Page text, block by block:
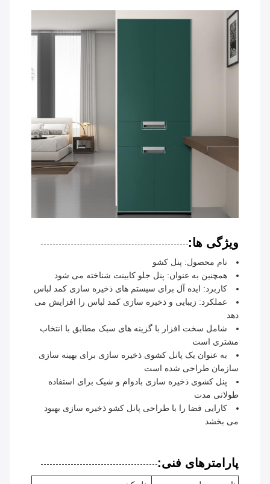
ویژگی ها:
نام محصول: پنل کشو
همچنین به عنوان: پنل جلو کابینت شناخته می شود
کاربرد: ایده آل برای سیستم های ذخیره سازی کمد لباس
عملکرد: زیبایی و ذخیره سازی کمد لباس را افزایش می
دهد
شامل سخت افزار با گزینه های سبک مطابق با انتخاب
مشتری است
به عنوان یک پانل کشوی ذخیره سازی برای بهینه سازی
سازمان طراحی شده است
پنل کشوی ذخیره سازی بادوام و شیک برای استفاده
طولانی مدت
کارایی فضا را با طراحی پانل کشو ذخیره سازی بهبود
می بخشد
پارامترهای فنی: